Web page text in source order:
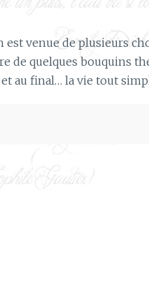
venue de plusieurs
de quelques bouquins
au final… la vie tout